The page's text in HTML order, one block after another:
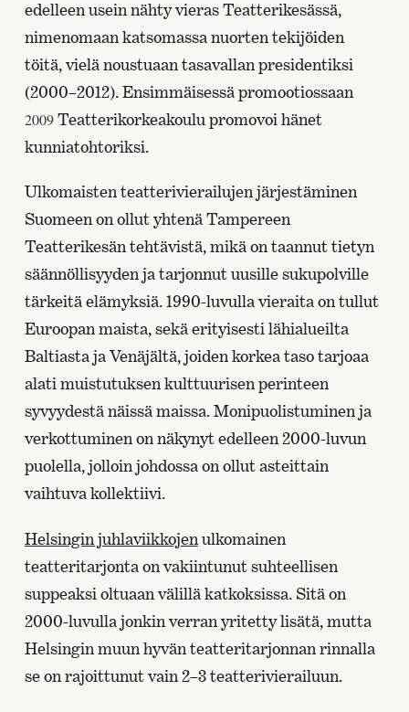
edelleen usein nähty vieras Teatterikesässä,
nimenomaan katsomassa nuorten tekijöiden
töitä, vielä noustuaan tasavallan presidentiksi
(2000–2012). Ensimmäisessä promootiossaan
2009Teatterikorkeakoulu promovoi hänet
kunniatohtoriksi.
Ulkomaisten teatterivierailujen järjestäminen
Suomeen on ollut yhtenä Tampereen
Teatterikesän tehtävistä, mikä on taannut tietyn
säännöllisyyden ja tarjonnut uusille sukupolville
tärkeitä elämyksiä. 1990-luvulla vieraita on tullut
Euroopan maista, sekä erityisesti lähialueilta
Baltiasta ja Venäjältä, joiden korkea taso tarjoaa
alati muistutuksen kulttuurisen perinteen
syvyydestä näissä maissa. Monipuolistuminen ja
verkottuminen on näkynyt edelleen 2000-luvun
puolella, jolloin johdossa on ollut asteittain
vaihtuva kollektiivi.
Helsingin juhlaviikkojen ulkomainen
teatteritarjonta on vakiintunut suhteellisen
suppeaksi oltuaan välillä katkoksissa. Sitä on
2000-luvulla jonkin verran yritetty lisätä, mutta
Helsingin muun hyvän teatteritarjonnan rinnalla
se on rajoittunut vain 2–3 teatterivierailuun.